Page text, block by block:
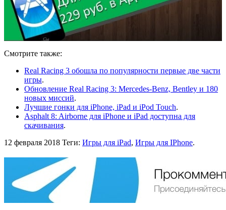
Смотрите также:
Real Racing 3 обошла по популярности первые две части
игры.
Обновление Real Racing 3: Mercedes-Benz, Bentley и 180
новых миссий.
Лучшие гонки для iPhone, iPad и iPod Touch.
Asphalt 8: Airborne для iPhone и iPad доступна для
скачивания.
12 февраля 2018 Теги: Игры для iPad, Игры для IPhone.